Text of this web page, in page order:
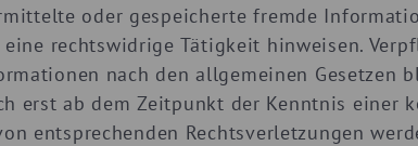
oder gespeicherte fremde
rechtswidrige Tätigkeit hinweisen.
nach den allgemeinen Gesetzen
erst ab dem Zeitpunkt der Kenntnis einer
entsprechenden Rechtsverletzungen